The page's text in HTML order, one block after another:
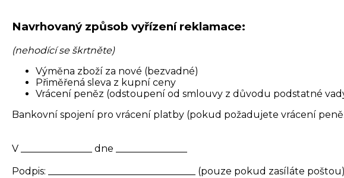
Navrhovaný způsob vyřízení reklamace:
(nehodící se škrtněte)
Výměna zboží za nové (bezvadné)
Přiměřená sleva z kupní ceny
Vrácení peněz (odstoupení od smlouvy z důvodu podstatné
Bankovní spojení pro vrácení platby (pokud požadujete vrácení peněz):
V _______________ dne _______________
Podpis: _______________________________ (pouze pokud zasíláte poštou)